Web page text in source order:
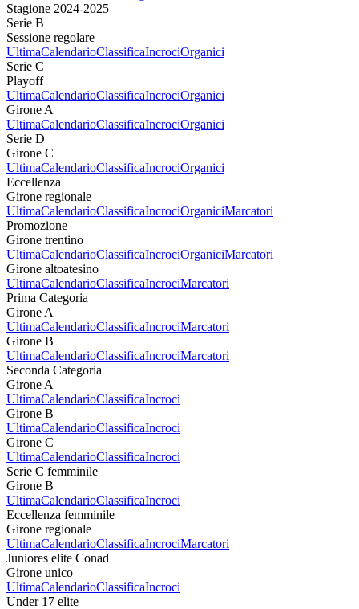
Stagione 2024-2025
Serie B
Sessione regolare
UltimaCalendarioClassificaIncrociOrganici
Serie C
Playoff
UltimaCalendarioClassificaIncrociOrganici
Girone A
UltimaCalendarioClassificaIncrociOrganici
Serie D
Girone C
UltimaCalendarioClassificaIncrociOrganici
Eccellenza
Girone regionale
UltimaCalendarioClassificaIncrociOrganiciMarcatori
Promozione
Girone trentino
UltimaCalendarioClassificaIncrociOrganiciMarcatori
Girone altoatesino
UltimaCalendarioClassificaIncrociMarcatori
Prima Categoria
Girone A
UltimaCalendarioClassificaIncrociMarcatori
Girone B
UltimaCalendarioClassificaIncrociMarcatori
Seconda Categoria
Girone A
UltimaCalendarioClassificaIncroci
Girone B
UltimaCalendarioClassificaIncroci
Girone C
UltimaCalendarioClassificaIncroci
Serie C femminile
Girone B
UltimaCalendarioClassificaIncroci
Eccellenza femminile
Girone regionale
UltimaCalendarioClassificaIncrociMarcatori
Juniores elite Conad
Girone unico
UltimaCalendarioClassificaIncroci
Under 17 elite